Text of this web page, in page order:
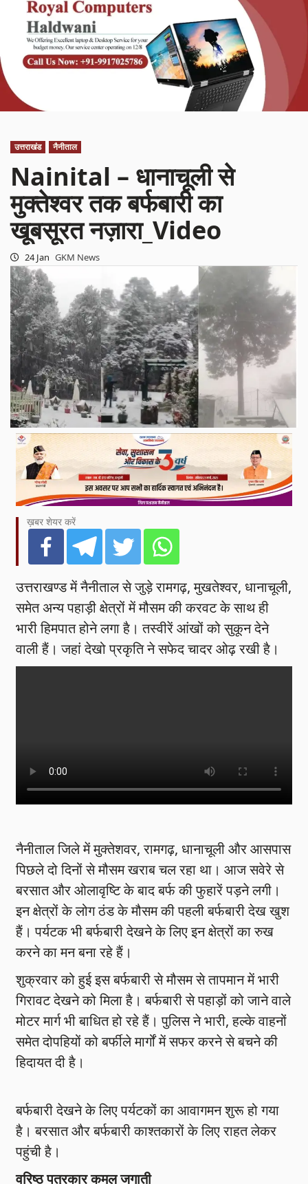
उत्तराखंड नैनीताल
Nainital – धानाचूली से
मुक्तेश्वर तक बर्फबारी का
खूबसूरत नज़ारा_Video
24 Jan GKM News
ख़बर शेयर करें
उत्तराखण्ड में नैनीताल से जुड़े रामगढ़, मुखतेश्वर, धानाचूली,
समेत अन्य पहाड़ी क्षेत्रों में मौसम की करवट के साथ ही
भारी हिमपात होने लगा है। तस्वीरें आंखों को सुकून देने
वाली हैं। जहां देखो प्रकृति ने सफेद चादर ओढ़ रखी है।
नैनीताल जिले में मुक्तेशवर, रामगढ़, धानाचूली और आसपास
पिछले दो दिनों से मौसम खराब चल रहा था। आज सवेरे से
बरसात और ओलावृष्टि के बाद बर्फ की फुहारें पड़ने लगी।
इन क्षेत्रों के लोग ठंड के मौसम की पहली बर्फबारी देख खुश
हैं। पर्यटक भी बर्फबारी देखने के लिए इन क्षेत्रों का रुख
करने का मन बना रहे हैं।
शुक्रवार को हुई इस बर्फबारी से मौसम से तापमान में भारी
गिरावट देखने को मिला है। बर्फबारी से पहाड़ों को जाने वाले
मोटर मार्ग भी बाधित हो रहे हैं। पुलिस ने भारी, हल्के वाहनों
समेत दोपहियों को बर्फीले मार्गों में सफर करने से बचने की
हिदायत दी है।
बर्फबारी देखने के लिए पर्यटकों का आवागमन शुरू हो गया
है। बरसात और बर्फबारी काश्तकारों के लिए राहत लेकर
पहुंची है।
वरिष्ठ पत्रकार कमल जगाती